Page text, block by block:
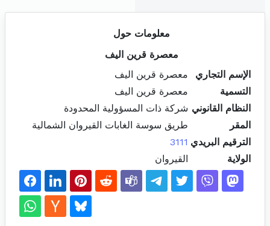
معلومات حول
معصرة قرين اليف
الإسم التجاري
معصرة قرين اليف
التسمية
معصرة قرين اليف
النظام القانوني شركة ذات المسؤولية المحدودة
المقر
طريق سوسة الغابات القيروان الشمالية
الترقيم البريدي 3111
الولاية
القيروان